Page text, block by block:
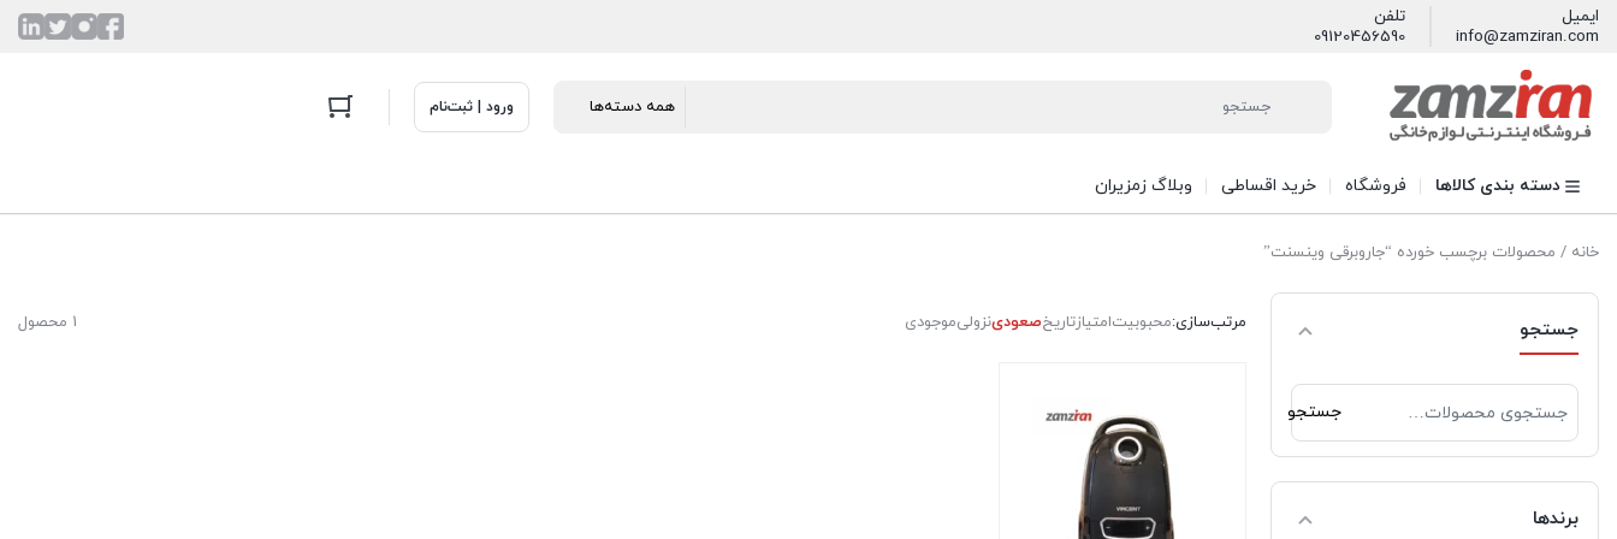
ایمیل
info@zamziran.com
تلفن
09120456590
ورود | ثبت‌نام
دسته بندی کالاها فروشگاه خرید اقساطی وبلاگ زمزیران
خانه / محصولات برچسب خورده “جاروبرقی وینسنت”
جستجو
برای:
جستجو
برندها
1 محصول مرتب‌سازی:محبوبیتامتیازتاریخصعودینزولیموجودی